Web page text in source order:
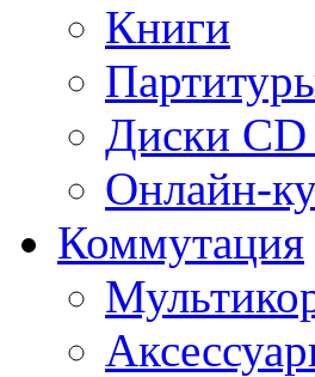
Книги
Диски
Онлайн-
Коммутация